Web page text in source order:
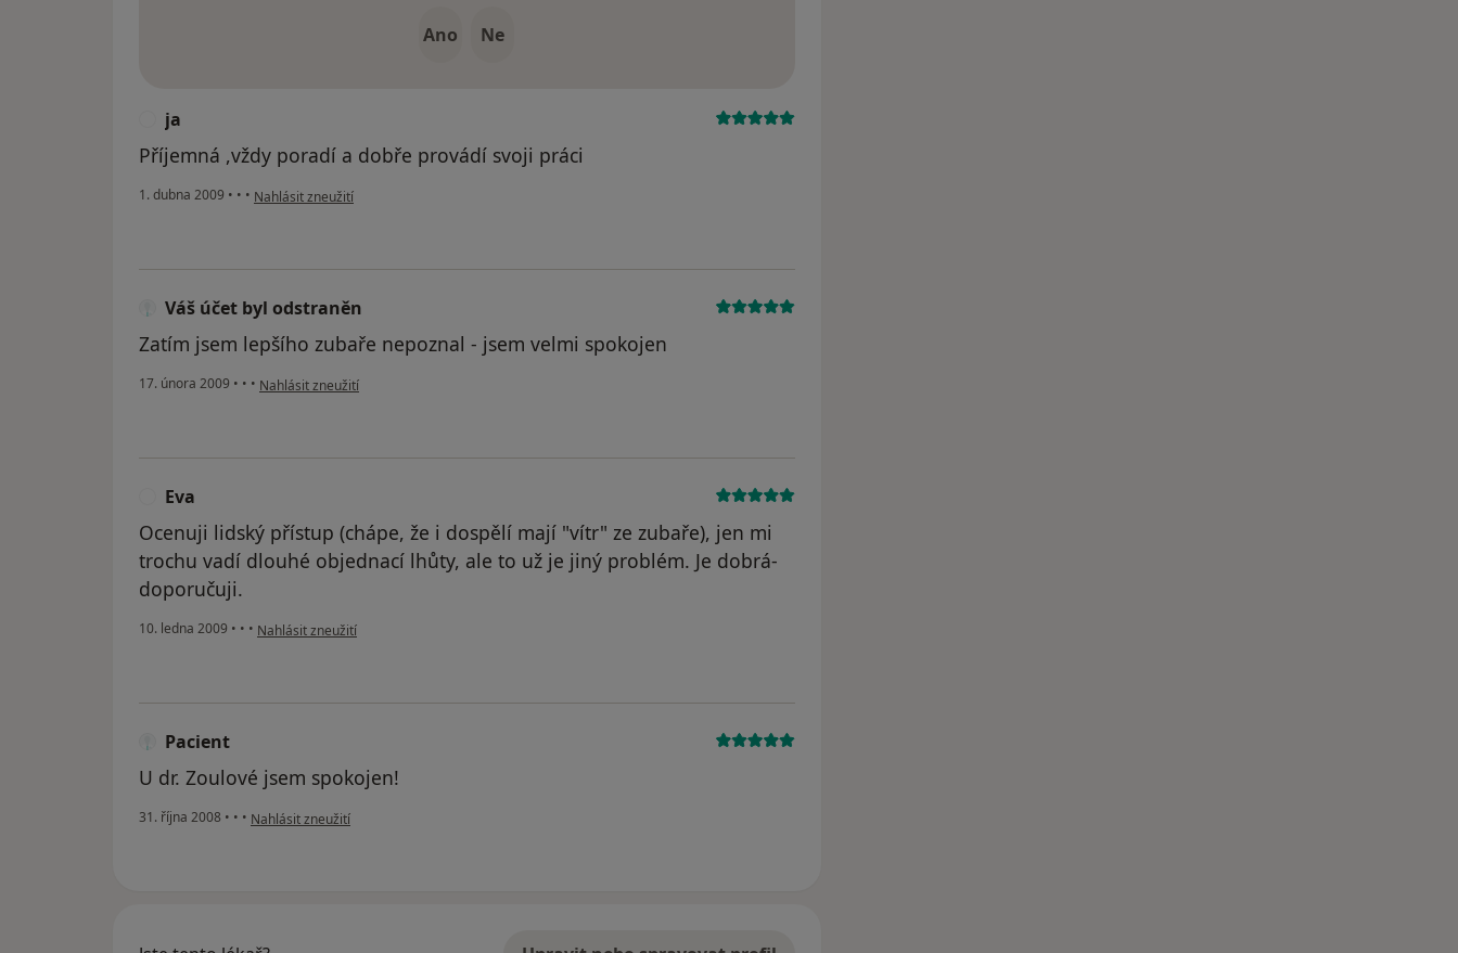
Ano Ne
ja
Příjemná ,vždy poradí a dobře provádí svoji práci
1. dubna 2009 • • • podle názoru uživatele ja
Nahlásit zneužití
Váš účet byl odstraněn
Zatím jsem lepšího zubaře nepoznal - jsem velmi spokojen
17. února 2009 • • • podle názoru uživatele Váš účet byl odstraněn
Nahlásit zneužití
Eva
Ocenuji lidský přístup (chápe, že i dospělí mají "vítr" ze zubaře), jen mi
trochu vadí dlouhé objednací lhůty, ale to už je jiný problém. Je dobrá-
doporučuji.
10. ledna 2009 • • • podle názoru uživatele Eva
Nahlásit zneužití
Pacient
U dr. Zoulové jsem spokojen!
31. října 2008 • • • podle názoru uživatele Pacient
Nahlásit zneužití